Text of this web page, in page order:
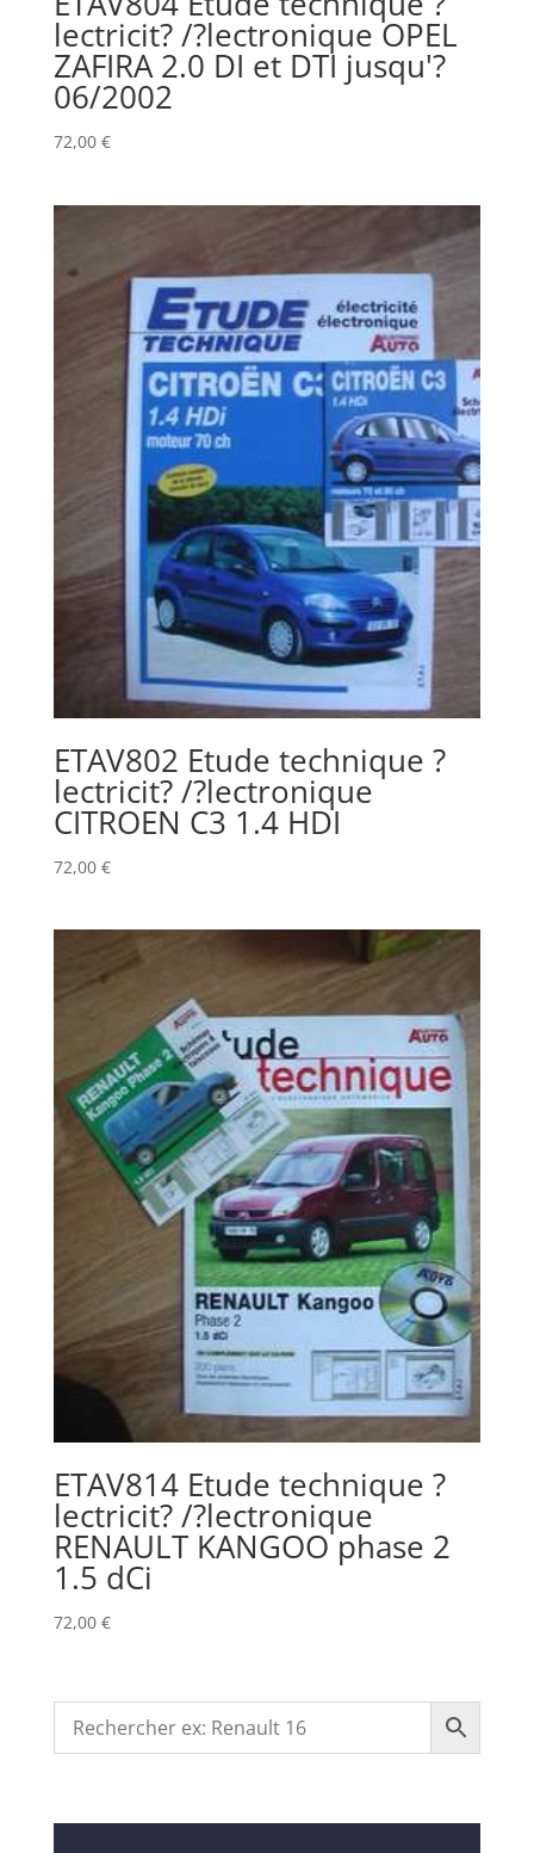
lectricit? /?lectronique OPEL
ZAFIRA 2.0 DI et DTI jusqu'?
06/2002
72,00 €
ETAV802 Etude technique ?
lectricit? /?lectronique
CITROEN C3 1.4 HDI
72,00 €
ETAV814 Etude technique ?
lectricit? /?lectronique
RENAULT KANGOO phase 2
1.5 dCi
72,00 €